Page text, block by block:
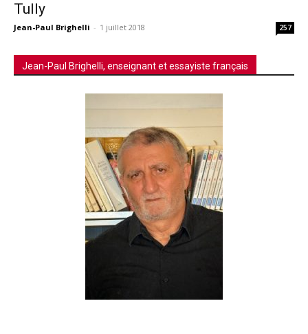
Tully
Jean-Paul Brighelli - 1 juillet 2018 257
Jean-Paul Brighelli, enseignant et essayiste français